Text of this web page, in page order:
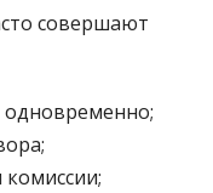
совершают
одновременно;